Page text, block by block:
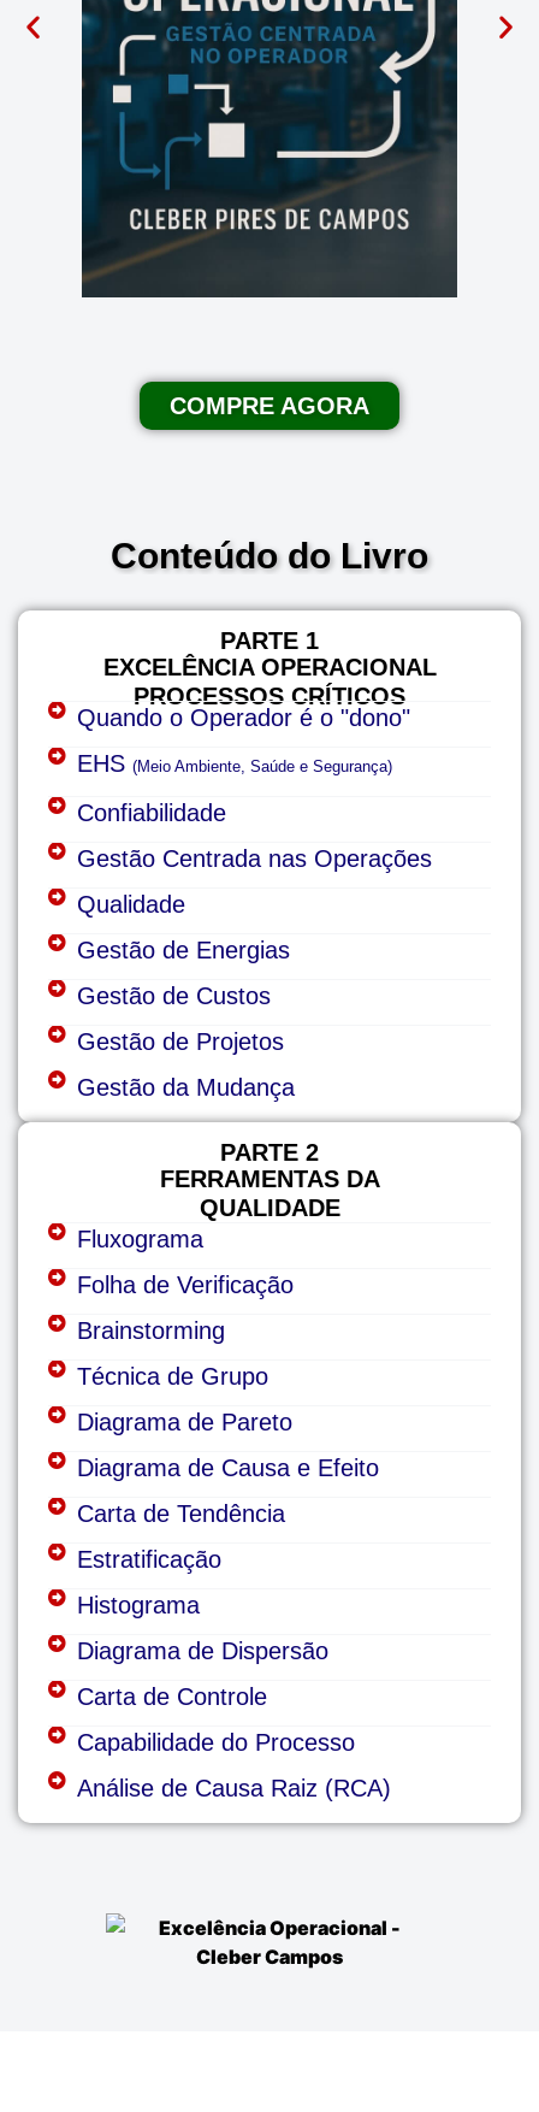
COMPRE AGORA
Conteúdo do Livro
PARTE 1
EXCELÊNCIA OPERACIONAL
PROCESSOS CRÍTICOS
Quando o Operador é o "dono"
EHS (Meio Ambiente, Saúde e Segurança)
Confiabilidade
Gestão Centrada nas Operações
Qualidade
Gestão de Energias
Gestão de Custos
Gestão de Projetos
Gestão da Mudança
PARTE 2
FERRAMENTAS DA
QUALIDADE
Fluxograma
Folha de Verificação
Brainstorming
Técnica de Grupo
Diagrama de Pareto
Diagrama de Causa e Efeito
Carta de Tendência
Estratificação
Histograma
Diagrama de Dispersão
Carta de Controle
Capabilidade do Processo
Análise de Causa Raiz (RCA)